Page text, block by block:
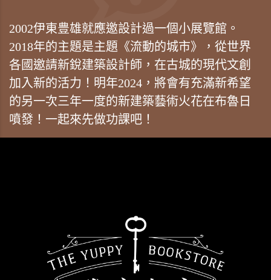
2002伊東豊雄就應邀設計過一個小展覽館。
2018年的主題是主題《流動的城市》，從世界
各國邀請新銳建築設計師，在古城的現代文創
加入新的活力！明年2024，將會有充滿新希望
的另一次三年一度的新建築藝術火花在布魯日
噴發！一起來先做功課吧！